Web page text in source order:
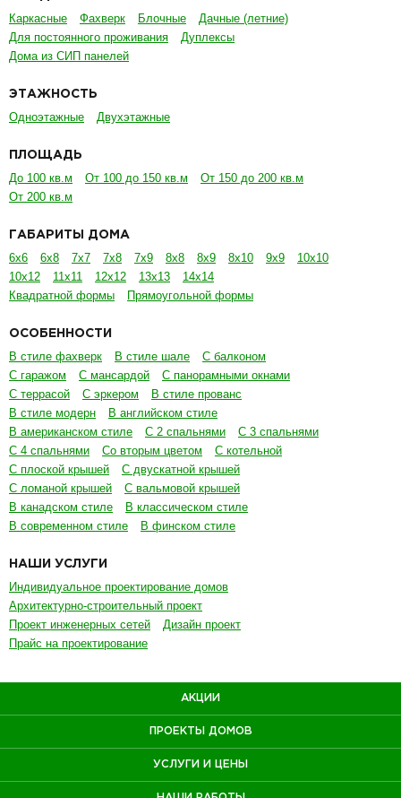
Каркасные Фахверк Блочные
Дачные (летние)
Для постоянного проживания
Дуплексы
Дома из СИП панелей
ЭТАЖНОСТЬ
Одноэтажные Двухэтажные
ПЛОЩАДЬ
До 100 кв.м От 100 до 150 кв.м
От 150 до 200 кв.м
От 200 кв.м
ГАБАРИТЫ ДОМА
6х6 6х8 7х7 7х8 7х9 8х8 8х9 8х10 9х9
10х10
10х12
11х11 12х12 13х13
14х14
Квадратной формы
Прямоугольной формы
ОСОБЕННОСТИ
В стиле фахверк В стиле шале
С балконом
С гаражом
С мансардой
С панорамными окнами
С террасой
С эркером
В стиле прованс
В стиле модерн
В английском стиле
В американском стиле
С 2 спальнями
С 3 спальнями
С 4 спальнями
Со вторым цветом
С котельной
С плоской крышей
С двускатной крышей
С ломаной крышей
С вальмовой крышей
В канадском стиле
В классическом стиле
В современном стиле
В финском стиле
НАШИ УСЛУГИ
Индивидуальное проектирование домов
Архитектурно-строительный проект
Проект инженерных сетей
Дизайн проект
Прайс на проектирование
АКЦИИ
ПРОЕКТЫ ДОМОВ
УСЛУГИ И ЦЕНЫ